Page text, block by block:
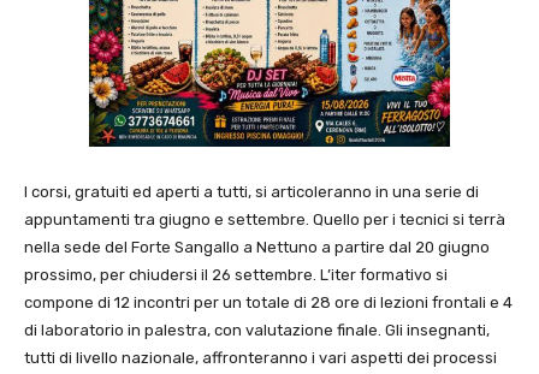
I corsi, gratuiti ed aperti a tutti, si articoleranno in una serie di
appuntamenti tra giugno e settembre. Quello per i tecnici si terrà
nella sede del Forte Sangallo a Nettuno a partire dal 20 giugno
prossimo, per chiudersi il 26 settembre. L’iter formativo si
compone di 12 incontri per un totale di 28 ore di lezioni frontali e 4
di laboratorio in palestra, con valutazione finale. Gli insegnanti,
tutti di livello nazionale, affronteranno i vari aspetti dei processi